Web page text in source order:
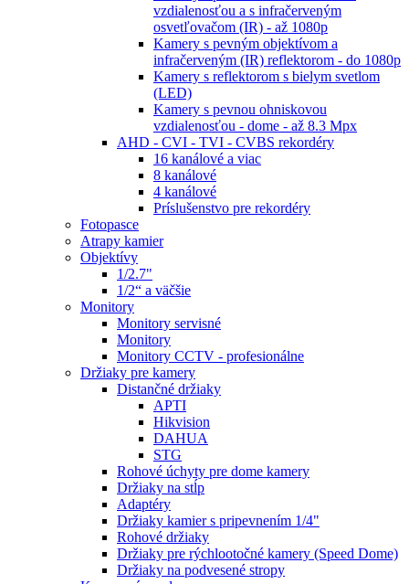
vzdialenosťou a s infračerveným
osvetľovačom (IR) - až 1080p
Kamery s pevným objektívom a
infračerveným (IR) reflektorom - do 1080p
Kamery s reflektorom s bielym svetlom
(LED)
Kamery s pevnou ohniskovou
vzdialenosťou - dome - až 8.3 Mpx
AHD - CVI - TVI - CVBS rekordéry
16 kanálové a viac
8 kanálové
4 kanálové
Príslušenstvo pre rekordéry
Fotopasce
Atrapy kamier
Objektívy
1/2.7"
1/2“ a väčšie
Monitory
Monitory servisné
Monitory
Monitory CCTV - profesionálne
Držiaky pre kamery
Distančné držiaky
APTI
Hikvision
DAHUA
STG
Rohové úchyty pre dome kamery
Držiaky na stĺp
Adaptéry
Držiaky kamier s pripevnením 1/4"
Rohové držiaky
Držiaky pre rýchlootočné kamery (Speed Dome)
Držiaky na podvesené stropy